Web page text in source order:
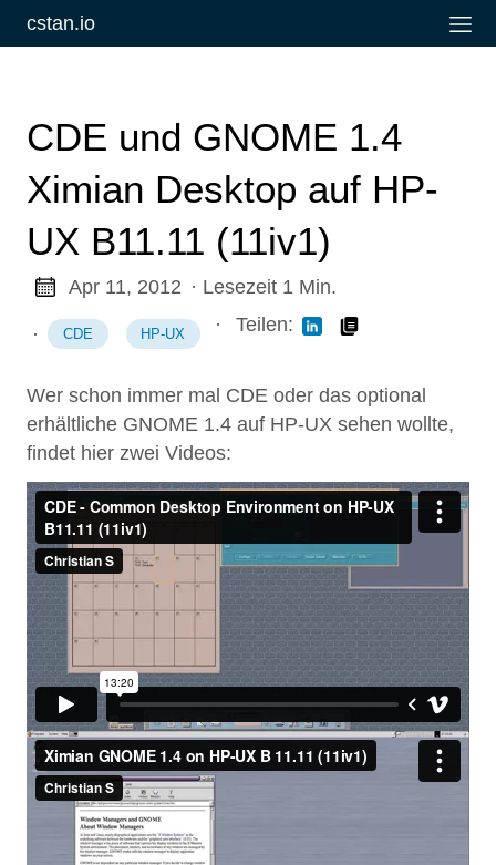
cstan.io
CDE und GNOME 1.4
Ximian Desktop auf HP-
UX B11.11 (11iv1)
Apr 11, 2012 · Lesezeit 1 Min.
· CDE HP-UX · Teilen:
Wer schon immer mal CDE oder das optional
erhältliche GNOME 1.4 auf HP-UX sehen wollte,
findet hier zwei Videos: